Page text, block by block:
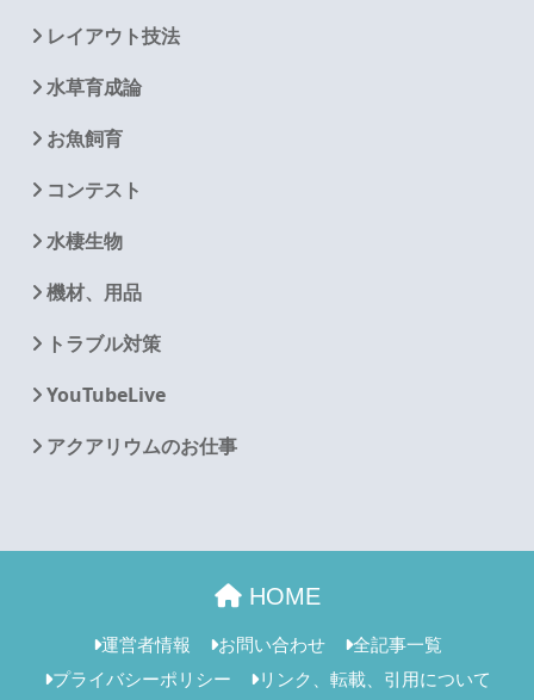
レイアウト技法
水草育成論
お魚飼育
コンテスト
水棲生物
機材、用品
トラブル対策
YouTubeLive
アクアリウムのお仕事
HOME
運営者情報 お問い合わせ
全記事一覧
プライバシーポリシー
リンク、転載、引用について